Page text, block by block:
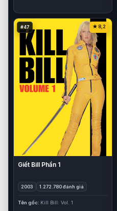
#47 8,2
Giết Bill Phần 1
2003 1.272.780 đánh giá
Tên gốc Kill Bill: Vol. 1